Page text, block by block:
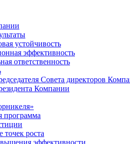
устойчивость
эффективность
ответственность
Совета директоров
Компании
программа
роста
эффективности